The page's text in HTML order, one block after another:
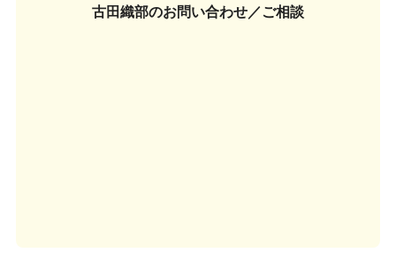
古田織部のお問い合わせ／ご相談